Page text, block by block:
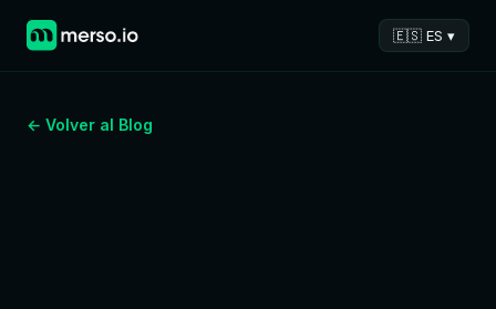
🇪🇸 ES ▾
← Volver al Blog